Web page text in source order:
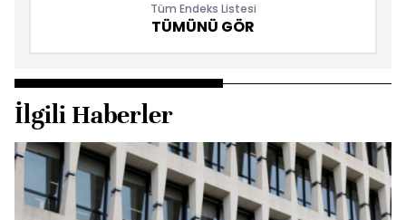
Tüm Endeks Listesi
TÜMÜNÜ GÖR
İlgili Haberler